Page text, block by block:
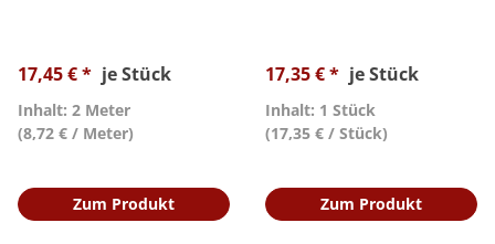
17,45 € * je Stück
Inhalt: 2 Meter
(8,72 € / Meter)
Zum Produkt
17,35 € * je Stück
Inhalt: 1 Stück
(17,35 € / Stück)
Zum Produkt